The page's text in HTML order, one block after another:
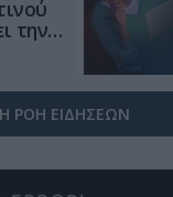
την
ΡΟΗ ΕΙΔΗΣΕΩΝ